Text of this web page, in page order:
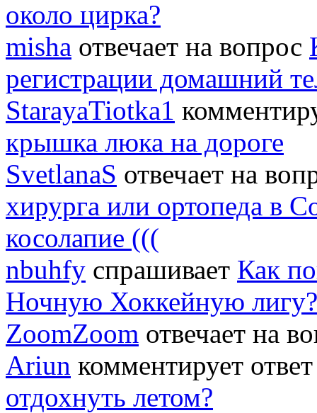
около цирка?
misha отвечает на вопрос
регистрации домашний
StarayaTiotka1
крышка люка на дороге
SvetlanaS отвечает на
хирурга или ортопеда в
косолапие (((
nbuhfy спрашивает Как
Ночную Хоккейную лигу?
ZoomZoom отвечает на
Ariun комментирует
отдохнуть летом?